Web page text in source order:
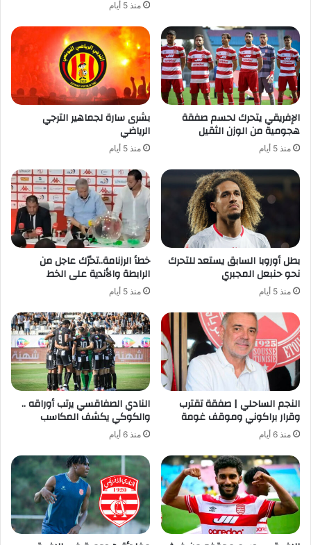
منذ 5 أيام
الإفريقي يتحرك لحسم صفقة
هجومية من الوزن الثقيل
منذ 5 أيام
بشرى سارة لجماهير الترجي
الرياضي
منذ 5 أيام
بطل أوروبا السابق يستعد للتحرك
نحو حنبعل المجبري
منذ 5 أيام
خطأ الرزنامة..تحرّك عاجل من
الرابطة والأندية على الخط
منذ 5 أيام
النجم الساحلي | صفقة تقترب
وقرار براكوني وموقف غومة
منذ 6 أيام
النادي الصفاقسي يرتب أوراقه ..
والكوكي يكشف المكاسب
منذ 6 أيام